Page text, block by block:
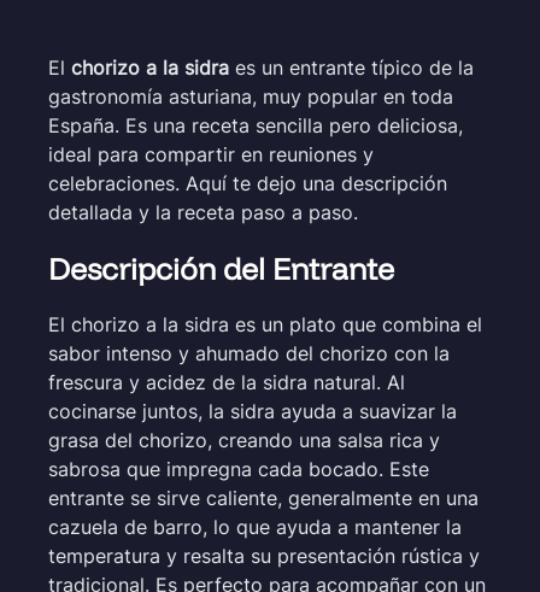
El chorizo a la sidra es un entrante típico de la
gastronomía asturiana, muy popular en toda
España. Es una receta sencilla pero deliciosa,
ideal para compartir en reuniones y
celebraciones. Aquí te dejo una descripción
detallada y la receta paso a paso.
Descripción del Entrante
El chorizo a la sidra es un plato que combina el
sabor intenso y ahumado del chorizo con la
frescura y acidez de la sidra natural. Al
cocinarse juntos, la sidra ayuda a suavizar la
grasa del chorizo, creando una salsa rica y
sabrosa que impregna cada bocado. Este
entrante se sirve caliente, generalmente en una
cazuela de barro, lo que ayuda a mantener la
temperatura y resalta su presentación rústica y
tradicional. Es perfecto para acompañar con un